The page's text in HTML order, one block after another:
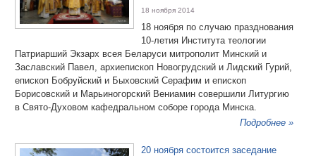
18 ноября 2014
18 ноября по случаю празднования
10-летия Института теологии
Патриарший Экзарх всея Беларуси митрополит Минский и
Заславский Павел, архиепископ Новогрудский и Лидский Гурий,
епископ Бобруйский и Быховский Серафим и епископ
Борисовский и Марьиногорский Вениамин совершили Литургию
в Свято-Духовом кафедральном соборе города Минска.
Подробнее »
20 ноября состоится заседание